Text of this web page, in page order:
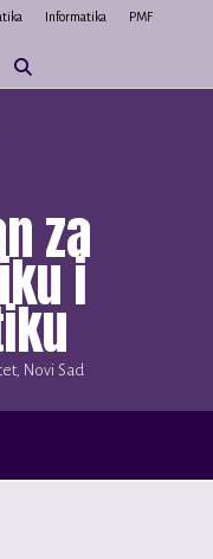
Informatika
PMF
za
i
Novi Sad